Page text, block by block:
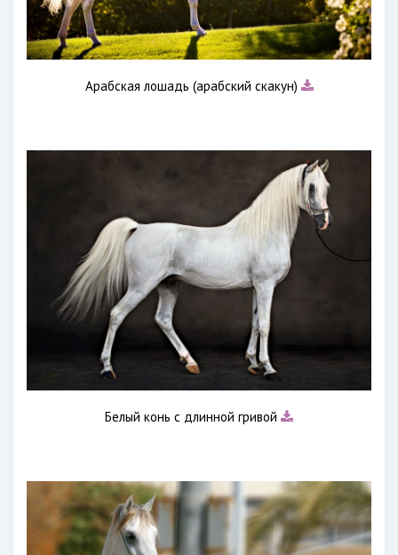
Арабская лошадь (арабский скакун)
Белый конь с длинной гривой